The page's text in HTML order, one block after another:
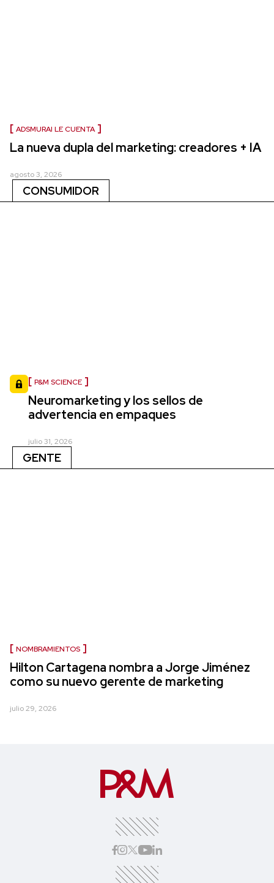
ADSMURAI LE CUENTA
La nueva dupla del marketing: creadores + IA
agosto 3, 2026
CONSUMIDOR
P&M SCIENCE
Neuromarketing y los sellos de
advertencia en empaques
julio 31, 2026
GENTE
NOMBRAMIENTOS
Hilton Cartagena nombra a Jorge Jiménez
como su nuevo gerente de marketing
julio 29, 2026